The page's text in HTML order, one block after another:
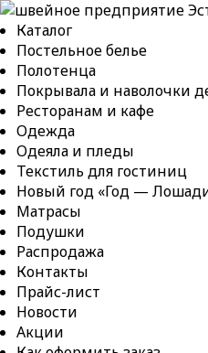
Каталог
Постельное белье
Полотенца
Покрывала и наволочки
Ресторанам и кафе
Одежда
Одеяла и пледы
Текстиль для гостиниц
Новый год «Год —
Матрасы
Подушки
Распродажа
Контакты
Прайс-лист
Новости
Акции